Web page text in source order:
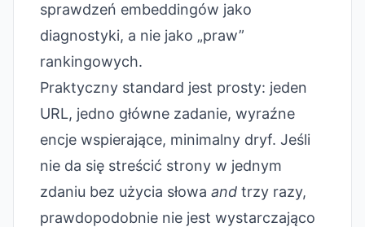
sprawdzeń embeddingów jako
diagnostyki, a nie jako „praw”
rankingowych.
Praktyczny standard jest prosty: jeden
URL, jedno główne zadanie, wyraźne
encje wspierające, minimalny dryf. Jeśli
nie da się streścić strony w jednym
zdaniu bez użycia słowa and trzy razy,
prawdopodobnie nie jest wystarczająco